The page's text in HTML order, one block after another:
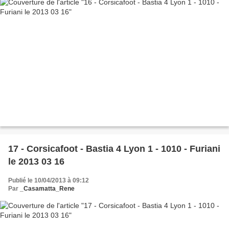
17 - Corsicafoot - Bastia 4 Lyon 1 - 1010 - Furiani
le 2013 03 16
Publié le 10/04/2013 à 09:12
Par
_Casamatta_Rene